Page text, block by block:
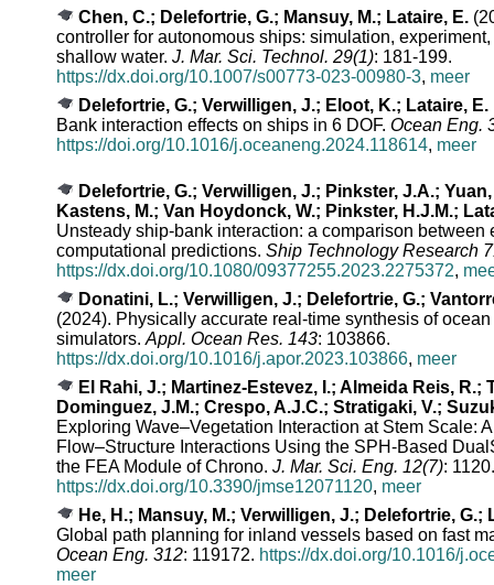
Chen, C.; Delefortrie, G.; Mansuy, M.; Lataire, E.
controller for autonomous ships: simulation,
shallow water. J. Mar. Sci. Technol. 29(1): 181-199.
https://dx.doi.org/10.1007/s00773-023-00980-3, meer
Delefortrie, G.; Verwilligen, J.; Eloot, K.; Lataire, E.
Bank interaction effects on ships in 6 DOF. Ocean Eng.
https://doi.org/10.1016/j.oceaneng.2024.118614, meer
Delefortrie, G.; Verwilligen, J.; Pinkster, J.A.; Yuan,
Kastens, M.; Van Hoydonck, W.; Pinkster, H.J.M.;
Unsteady ship-bank interaction: a comparison between
computational predictions. Ship Technology Research
https://dx.doi.org/10.1080/09377255.2023.2275372,
Donatini, L.; Verwilligen, J.; Delefortrie, G.;
(2024). Physically accurate real-time synthesis of
simulators. Appl. Ocean Res. 143: 103866.
https://dx.doi.org/10.1016/j.apor.2023.103866, meer
El Rahi, J.; Martinez-Estevez, I.; Almeida Reis, R.;
Dominguez, J.M.; Crespo, A.J.C.; Stratigaki, V.;
Exploring Wave–Vegetation Interaction at Stem Scale:
Flow–Structure Interactions Using the SPH-Based
the FEA Module of Chrono. J. Mar. Sci. Eng. 12(7): 1120.
https://dx.doi.org/10.3390/jmse12071120, meer
He, H.; Mansuy, M.; Verwilligen, J.; Delefortrie, G.;
Global path planning for inland vessels based on fast
Ocean Eng. 312: 119172. https://dx.doi.org/10.1016/
meer